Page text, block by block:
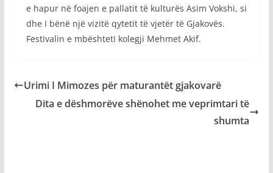
e hapur në foajen e pallatit të kulturës Asim Vokshi, si
dhe I bënë një vizitë qytetit të vjetër të Gjakovës.
Festivalin e mbështeti kolegji Mehmet Akif.
Urimi I Mimozes për maturantët gjakovarë
Dita e dëshmorëve shënohet me veprimtari të
shumta